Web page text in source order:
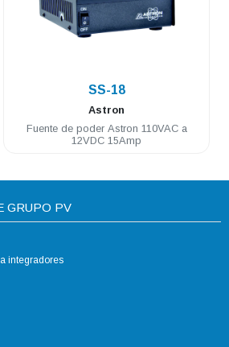
SS-18
Astron
Fuente de poder Astron 110VAC a
12VDC 15Amp
GRUPO PV
integradores